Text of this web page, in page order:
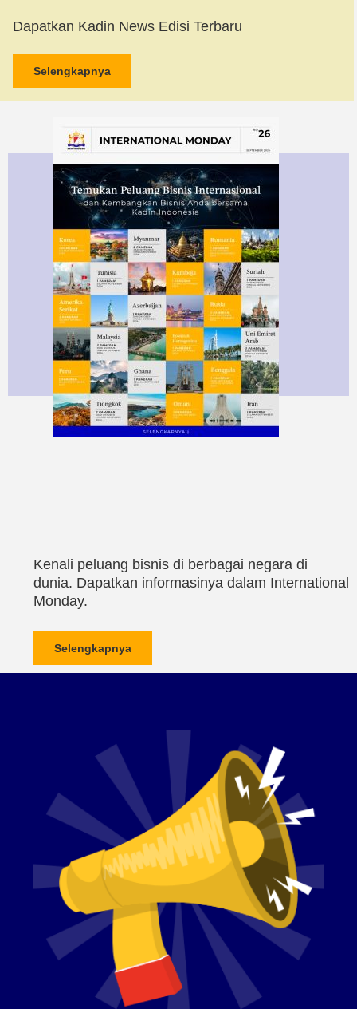
Dapatkan Kadin News Edisi Terbaru
Selengkapnya
Kenali peluang bisnis di berbagai negara di
dunia. Dapatkan informasinya dalam International
Monday.
Selengkapnya